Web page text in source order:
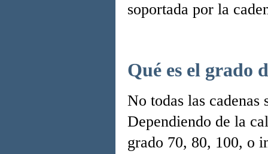
soportada por la
Qué es el grado
No todas las
Dependiendo de la
grado 70, 80, 100, o